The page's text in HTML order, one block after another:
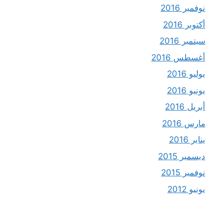
نوفمبر 2016
أكتوبر 2016
سبتمبر 2016
أغسطس 2016
يوليو 2016
يونيو 2016
أبريل 2016
مارس 2016
يناير 2016
ديسمبر 2015
نوفمبر 2015
يونيو 2012